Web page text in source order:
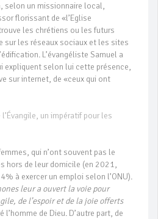
selon un missionnaire local,
florissant de «l’Eglise
les chrétiens ou les futurs
sur les réseaux sociaux et les sites
L’évangéliste Samuel a
expliquent selon lui cette présence,
sur internet, de «ceux qui ont
l’Évangile, un impératif pour les
qui n’ont souvent pas le
hors de leur domicile (en 2021,
à exercer un emploi selon l’ONU).
leur a ouvert la voie pour
de l’espoir et de la joie offerts
l’homme de Dieu. D’autre part, de